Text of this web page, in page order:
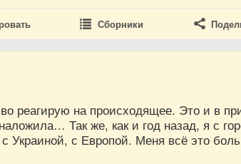
Сборники
реагирую на происходящее. Это и в
Так же, как и год назад, я с
Украиной, с Европой. Меня всё это